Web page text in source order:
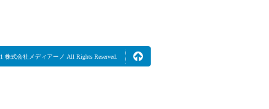
株式会社メディアーノ All Rights Reserved.